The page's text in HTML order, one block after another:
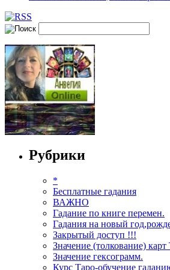
Рубрики
*
Бесплатные гадания
ВАЖНО
Гадание по книге перемен.
Гадания на новый
Закрытый доступ !!!
Значение (толкование) карт
Значение гексограмм.
Курс Таро-обучение